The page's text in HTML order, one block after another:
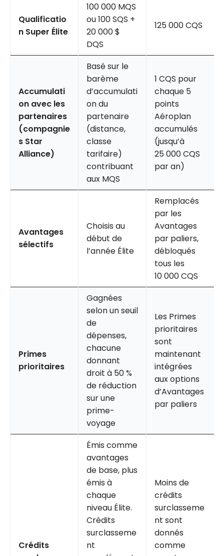
Qualificatio
n Super Élite
100 000 MQS
ou 100 SQS +
20 000 $
DQS
125 000 CQS
Accumulati
on avec les
partenaires
(compagnie
s Star
Alliance)
Basé sur le
barème
d’accumulati
on du
partenaire
(distance,
classe
tarifaire)
contribuant
aux MQS
1 CQS pour
chaque 5
points
Aéroplan
accumulés
(jusqu’à
25 000 CQS
par an)
Avantages
sélectifs
Choisis au
début de
l’année Élite
Remplacés
par les
Avantages
par paliers,
débloqués
tous les
10 000 CQS
Primes
prioritaires
Gagnées
selon un seuil
de
dépenses,
chacune
donnant
droit à 50 %
de réduction
sur une
prime-
voyage
Les Primes
prioritaires
sont
maintenant
intégrées
aux options
d’Avantages
par paliers
Crédits
Émis comme
avantages
de base, plus
émis à
chaque
niveau Élite.
Crédits
surclasseme
nt
Moins de
crédits
surclasseme
nt sont
donnés
comme